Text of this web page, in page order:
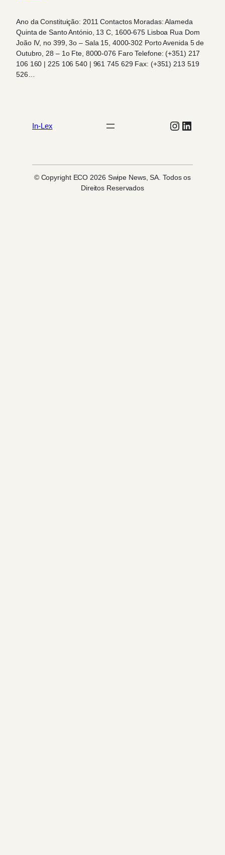
Ano da Constituição: 2011 Contactos Moradas: Alameda
Quinta de Santo António, 13 C, 1600-675 Lisboa Rua Dom
João IV, no 399, 3o – Sala 15, 4000-302 Porto Avenida 5 de
Outubro, 28 – 1o Fte, 8000-076 Faro Telefone: (+351) 217
106 160 | 225 106 540 | 961 745 629 Fax: (+351) 213 519
526…
In-Lex Instagram
LinkedIn
© Copyright ECO 2026 Swipe News, SA. Todos os
Direitos Reservados